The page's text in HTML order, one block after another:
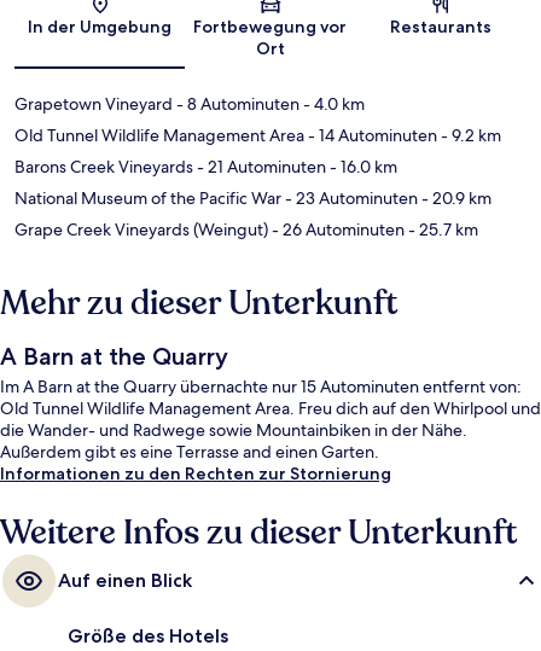
Karte
In der Umgebung
Fortbewegung vor
Ort
Restaurants
Grapetown Vineyard - 8 Autominuten- 4.0 km
Old Tunnel Wildlife Management Area- 14 Autominuten- 9.2 km
Barons Creek Vineyards- 21 Autominuten- 16.0 km
National Museum of the Pacific War- 23 Autominuten- 20.9 km
Grape Creek Vineyards (Weingut)- 26 Autominuten- 25.7 km
Mehr zu dieser Unterkunft
A Barn at the Quarry
Im A Barn at the Quarry übernachte nur 15 Autominuten entfernt von:
Old Tunnel Wildlife Management Area. Freu dich auf den Whirlpool und
die Wander- und Radwege sowie Mountainbiken in der Nähe.
Außerdem gibt es eine Terrasse and einen Garten.
Informationen zu den Rechten zur Stornierung
Weitere Infos zu dieser Unterkunft
Auf einen Blick
Größe des Hotels